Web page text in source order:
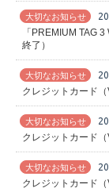
大切なお知らせ
「PREMIUM TAG
終了）
大切なお知らせ
クレジットカード
大切なお知らせ
クレジットカード
大切なお知らせ
クレジットカード